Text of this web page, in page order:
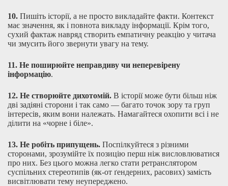
10. Пишіть історії, а не просто викладайте факти. Контекст
має значення, як і повнота викладу інформації. Крім того,
сухий фактаж навряд створить емпатичну реакцію у читача
чи змусить його звернути увагу на тему.
11. Не поширюйте неправдиву чи неперевірену
інформацію.
12. Не створюйте дихотомій. В історії може бути більш ніж
дві задіяні сторони і так само — багато точок зору та груп
інтересів, яким вони належать. Намагайтеся охопити всі і не
ділити на «чорне і біле».
13. Не робіть припущень. Поспілкуйтеся з різними
сторонами, зрозумійте їх позицію перш ніж висловлюватися
про них. Без цього можна легко стати ретранслятором
суспільних стереотипів (як-от ґендерних, расових) замість
висвітлювати тему неупереджено.